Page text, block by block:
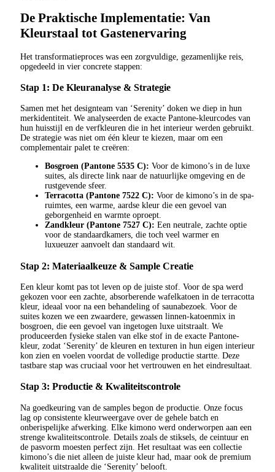
De Praktische Implementatie: Van
Kleurstaal tot Gastenervaring
Het transformatieproces was een zorgvuldige, gezamenlijke reis,
opgedeeld in vier concrete stappen:
Stap 1: De Kleuranalyse & Strategie
Samen met het designteam van ‘Serenity’ doken we diep in hun
merkidentiteit. We analyseerden de exacte Pantone-kleurcodes van
hun huisstijl en de verfkleuren die in het interieur werden gebruikt.
De strategie was niet om één kleur te kiezen, maar om een
complementair palet te creëren:
Bosgroen (Pantone 5535 C): Voor de kimono’s in de luxe
suites, als directe link naar de natuurlijke omgeving en de
rustgevende sfeer.
Terracotta (Pantone 7522 C): Voor de kimono’s in de spa-
ruimtes, een warme, aardse kleur die een gevoel van
geborgenheid en warmte oproept.
Zandkleur (Pantone 7527 C): Een neutrale, zachte optie
voor de standaardkamers, die toch veel warmer en
luxueuzer aanvoelt dan standaard wit.
Stap 2: Materiaalkeuze & Sample Creatie
Een kleur komt pas tot leven op de juiste stof. Voor de spa werd
gekozen voor een zachte, absorberende wafelkatoen in de terracotta
kleur, ideaal voor na een behandeling of saunabezoek. Voor de
suites kozen we een zwaardere, gewassen linnen-katoenmix in
bosgroen, die een gevoel van ingetogen luxe uitstraalt. We
produceerden fysieke stalen van elke stof in de exacte Pantone-
kleur, zodat ‘Serenity’ de kleuren en texturen in hun eigen interieur
kon zien en voelen voordat de volledige productie startte. Deze
tastbare stap was cruciaal voor het vertrouwen en het eindresultaat.
Stap 3: Productie & Kwaliteitscontrole
Na goedkeuring van de samples begon de productie. Onze focus
lag op consistente kleurweergave over de gehele batch en
onberispelijke afwerking. Elke kimono werd onderworpen aan een
strenge kwaliteitscontrole. Details zoals de stiksels, de ceintuur en
de pasvorm moesten perfect zijn. Het resultaat was een collectie
kimono’s die niet alleen de juiste kleur had, maar ook de premium
kwaliteit uitstraalde die ‘Serenity’ belooft.